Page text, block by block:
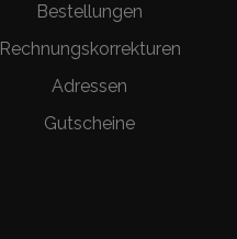
Bestellungen
Rechnungskorrekturen
Adressen
Gutscheine